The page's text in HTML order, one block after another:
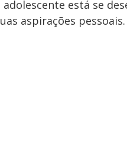
está se
aspirações pessoais.